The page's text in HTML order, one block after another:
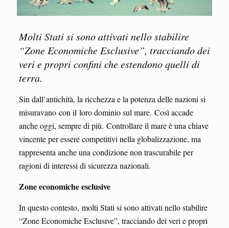
Molti Stati si sono attivati nello stabilire
“Zone Economiche Esclusive”, tracciando dei
veri e propri confini che estendono quelli di
terra.
Sin dall’antichità, la ricchezza e la potenza delle nazioni si
misuravano con il loro dominio sul mare. Così accade
anche oggi, sempre di più. Controllare il mare è una chiave
vincente per essere competitivi nella globalizzazione, ma
rappresenta anche una condizione non trascurabile per
ragioni di interessi di sicurezza nazionali.
Zone economiche esclusive
In questo contesto, molti Stati si sono attivati nello stabilire
“Zone Economiche Esclusive”, tracciando dei veri e propri